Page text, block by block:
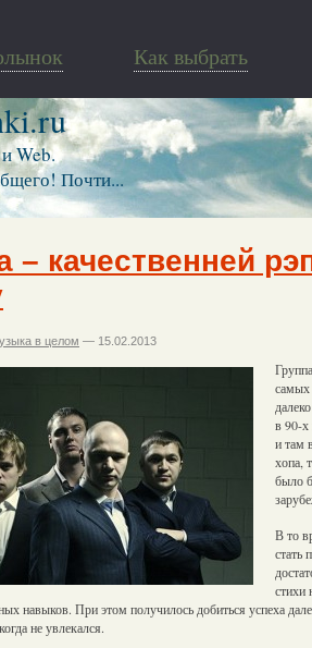
Как выбрать
Web.
Почти...
– качественней
в целом — 15.02.2013
Группа
самых
в 90-х
и там
хопа,
было
В то
стать
стихи
навыков. При этом получилось добиться успеха
не увлекался.